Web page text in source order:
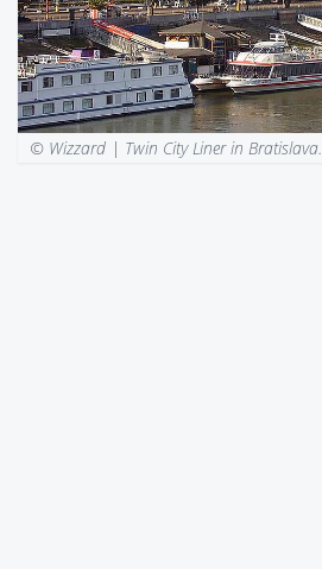
© Wizzard | Twin City Liner in Bratislava.